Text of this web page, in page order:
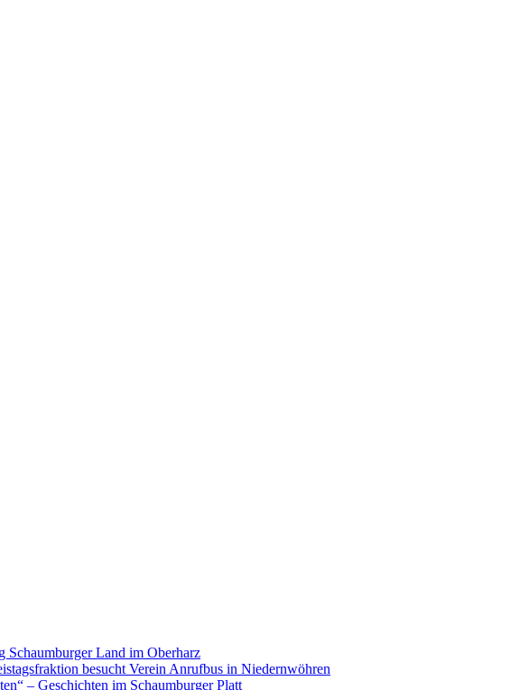
Schaum­burger Land im Oberharz
besucht Verein Anrufbus in Niedernwöhren
– Geschichten im Schaumburger Platt